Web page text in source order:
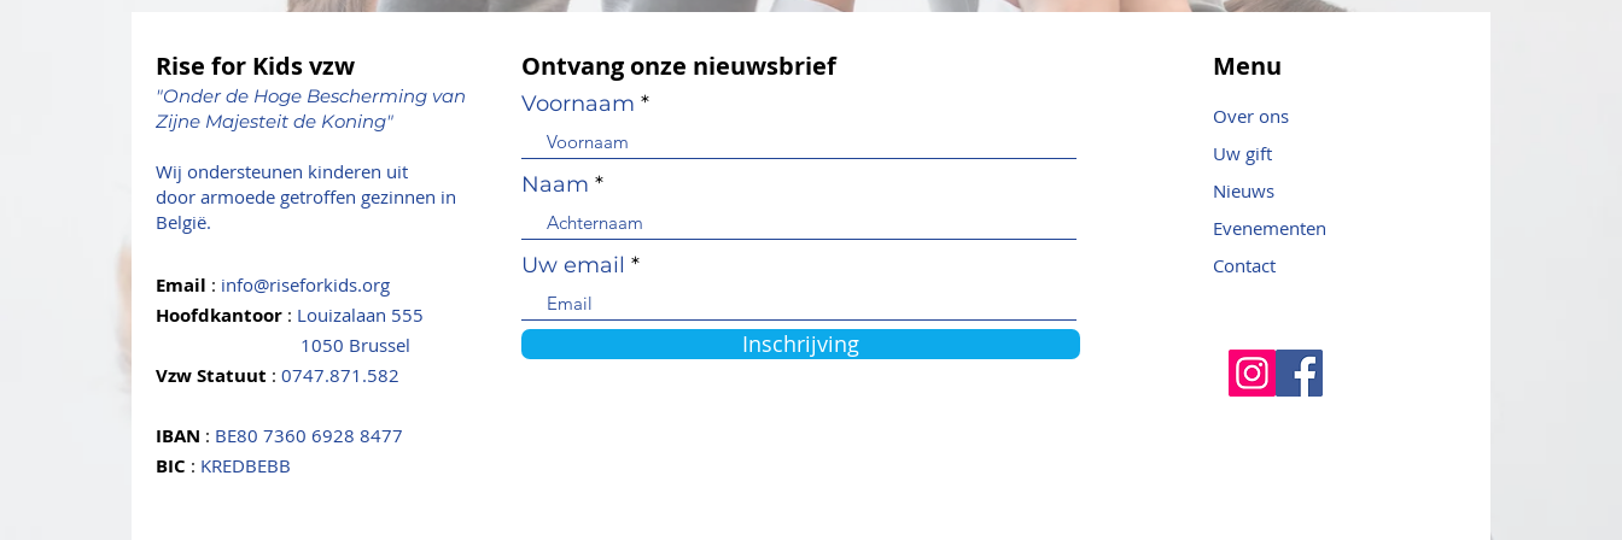
Rise for Kids vzw
"Onder de Hoge Bescherming van
Zijne Majesteit de Koning"
Wij ondersteunen kinderen uit
door armoede getroffen gezinnen in
België.
Email : info@riseforkids.org
Hoofdkantoor : Louizalaan 555
1050 Brussel
Vzw Statuut : 0747.871.582
IBAN : BE80 7360 6928 8477
BIC : KREDBEBB
Ontvang onze nieuwsbrief
Voornaam
Naam
Uw email
Inschrijving
Menu
Over ons
Uw gift
Nieuws
Evenementen
Contact